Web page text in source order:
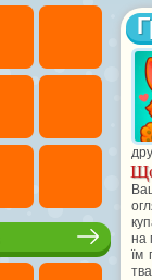
на
їм